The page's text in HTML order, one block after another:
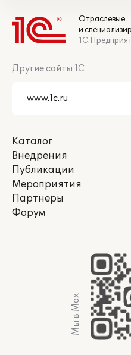
Отраслевые
и
Другие сайты 1С
Каталог
Внедрения
Публикации
Мероприятия
Партнеры
Форум
Мы в Max